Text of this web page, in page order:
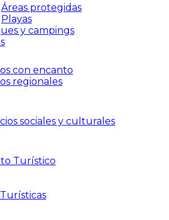
Áreas protegidas
Playas
y campings
con encanto
regionales
sociales y culturales
Turístico